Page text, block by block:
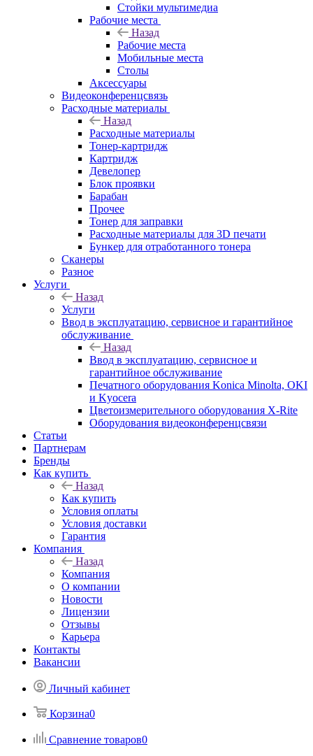
Стойки мультимедиа
Рабочие места
Назад
Рабочие места
Мобильные места
Столы
Аксессуары
Видеоконференцсвязь
Расходные материалы
Назад
Расходные материалы
Тонер-картридж
Картридж
Девелопер
Блок проявки
Барабан
Прочее
Тонер для заправки
Расходные материалы для 3D печати
Бункер для отработанного тонера
Сканеры
Разное
Услуги
Назад
Услуги
Ввод в эксплуатацию, сервисное и гарантийное
обслуживание
Назад
Ввод в эксплуатацию, сервисное и
гарантийное обслуживание
Печатного оборудования Konica Minolta, OKI
и Kyocera
Цветоизмерительного оборудования X-Rite
Оборудования видеоконференцсвязи
Статьи
Партнерам
Бренды
Как купить
Назад
Как купить
Условия оплаты
Условия доставки
Гарантия
Компания
Назад
Компания
О компании
Новости
Лицензии
Отзывы
Карьера
Контакты
Вакансии
Личный кабинет
Корзина0
Сравнение товаров0